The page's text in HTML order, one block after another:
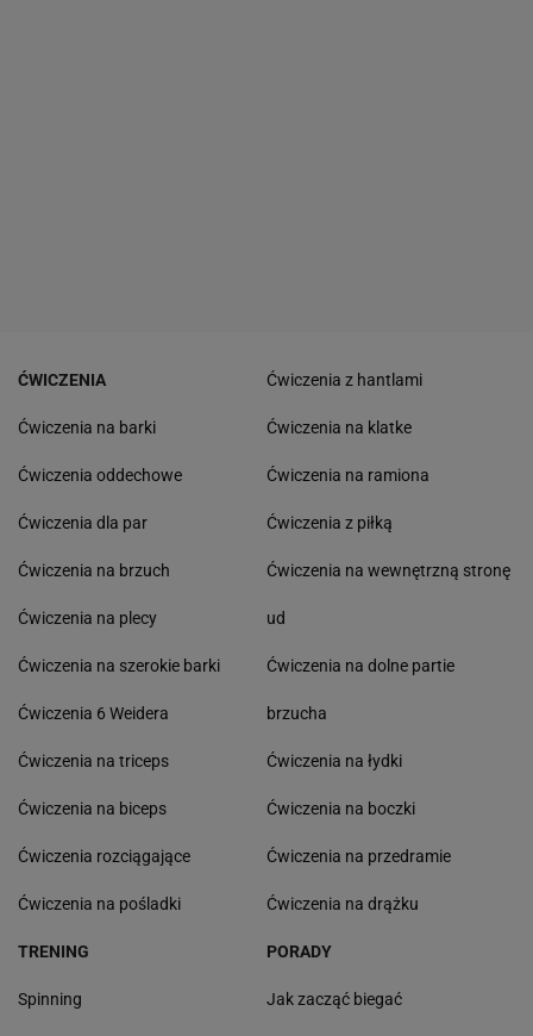
ĆWICZENIA
Ćwiczenia na barki
Ćwiczenia oddechowe
Ćwiczenia dla par
Ćwiczenia na brzuch
Ćwiczenia na plecy
Ćwiczenia na szerokie barki
Ćwiczenia 6 Weidera
Ćwiczenia na triceps
Ćwiczenia na biceps
Ćwiczenia rozciągające
Ćwiczenia na pośladki
Ćwiczenia z hantlami
Ćwiczenia na klatke
Ćwiczenia na ramiona
Ćwiczenia z piłką
Ćwiczenia na wewnętrzną stronę
ud
Ćwiczenia na dolne partie
brzucha
Ćwiczenia na łydki
Ćwiczenia na boczki
Ćwiczenia na przedramie
Ćwiczenia na drążku
TRENING
Spinning
PORADY
Jak zacząć biegać